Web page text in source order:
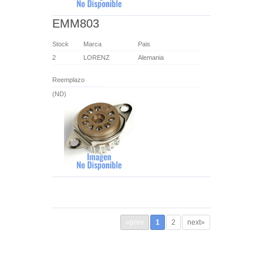
EMM803
Stock Marca
Pais
2
LORENZ Alemania
Reemplazo
(ND)
«prev 1 2 next»